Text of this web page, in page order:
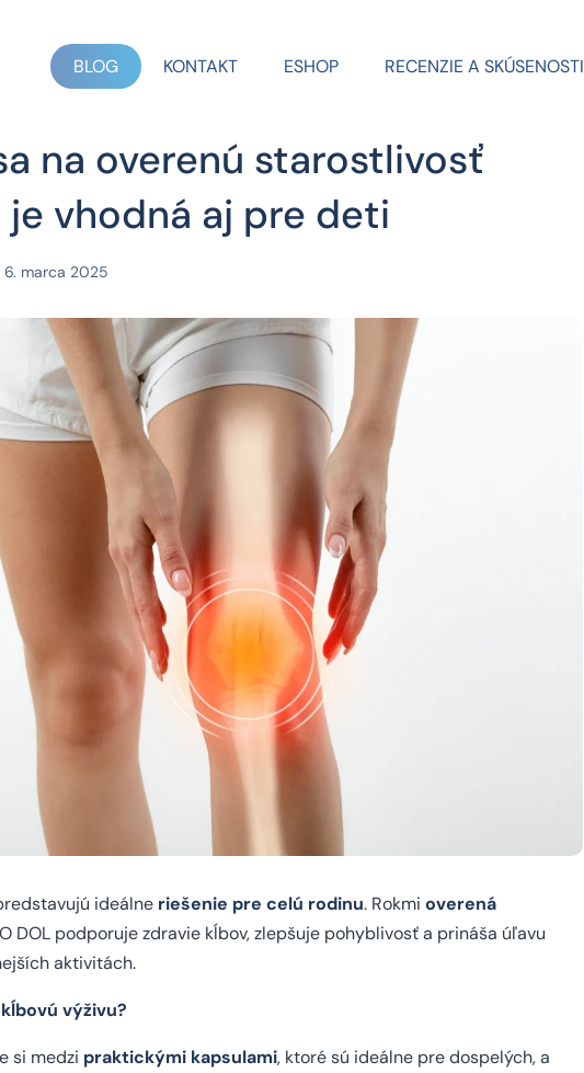
BLOG KONTAKT ESHOP RECENZIE A SKÚSENOSTI
na overenú starostlivosť
vhodná aj pre deti
6. marca 2025
ideálne riešenie pre celú rodinu. Rokmi overená
DOL podporuje zdravie kĺbov, zlepšuje pohyblivosť a prináša úľavu
aktivitách.
výživu?
si medzi praktickými kapsulami, ktoré sú ideálne pre dospelých, a